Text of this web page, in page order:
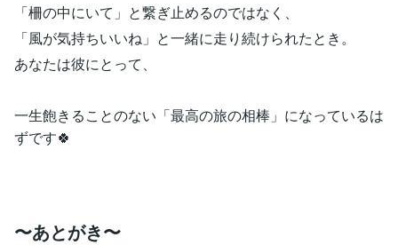
「柵の中にいて」と繋ぎ止めるのではなく、
「風が気持ちいいね」と一緒に走り続けられたとき。
あなたは彼にとって、
一生飽きることのない「最高の旅の相棒」になっているは
ずです🍀
〜あとがき〜